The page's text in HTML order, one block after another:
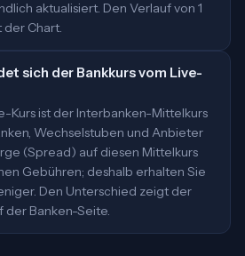
aktualisiert. Den Verlauf von 1
der Chart.
sich der Bankkurs vom Live-
Kurs ist der Interbanken-Mittelkurs
Wechselstuben und Anbieter
(Spread) auf diesen Mittelkurs
Gebühren; deshalb erhalten Sie
Den Unterschied zeigt der
Banken-Seite.